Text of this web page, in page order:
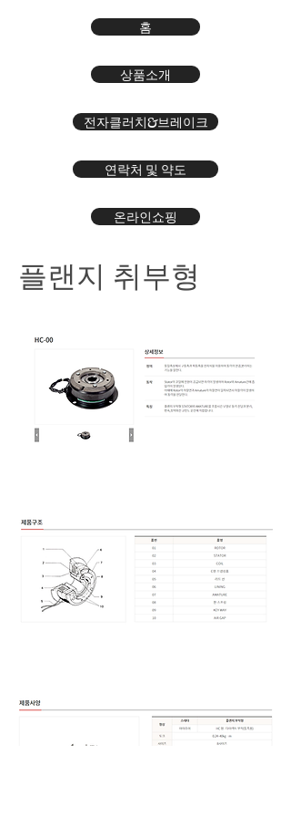
홈
상품소개
전자클러치&브레이크
연락처 및 약도
온라인쇼핑
​플랜지 취부형